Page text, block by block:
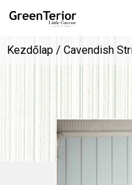
Kezdőlap / Cavendish